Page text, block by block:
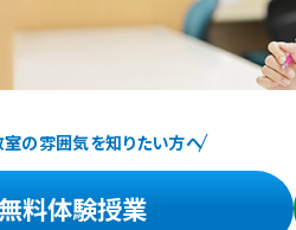
の雰囲気を知りたい方へ
無料体験授業